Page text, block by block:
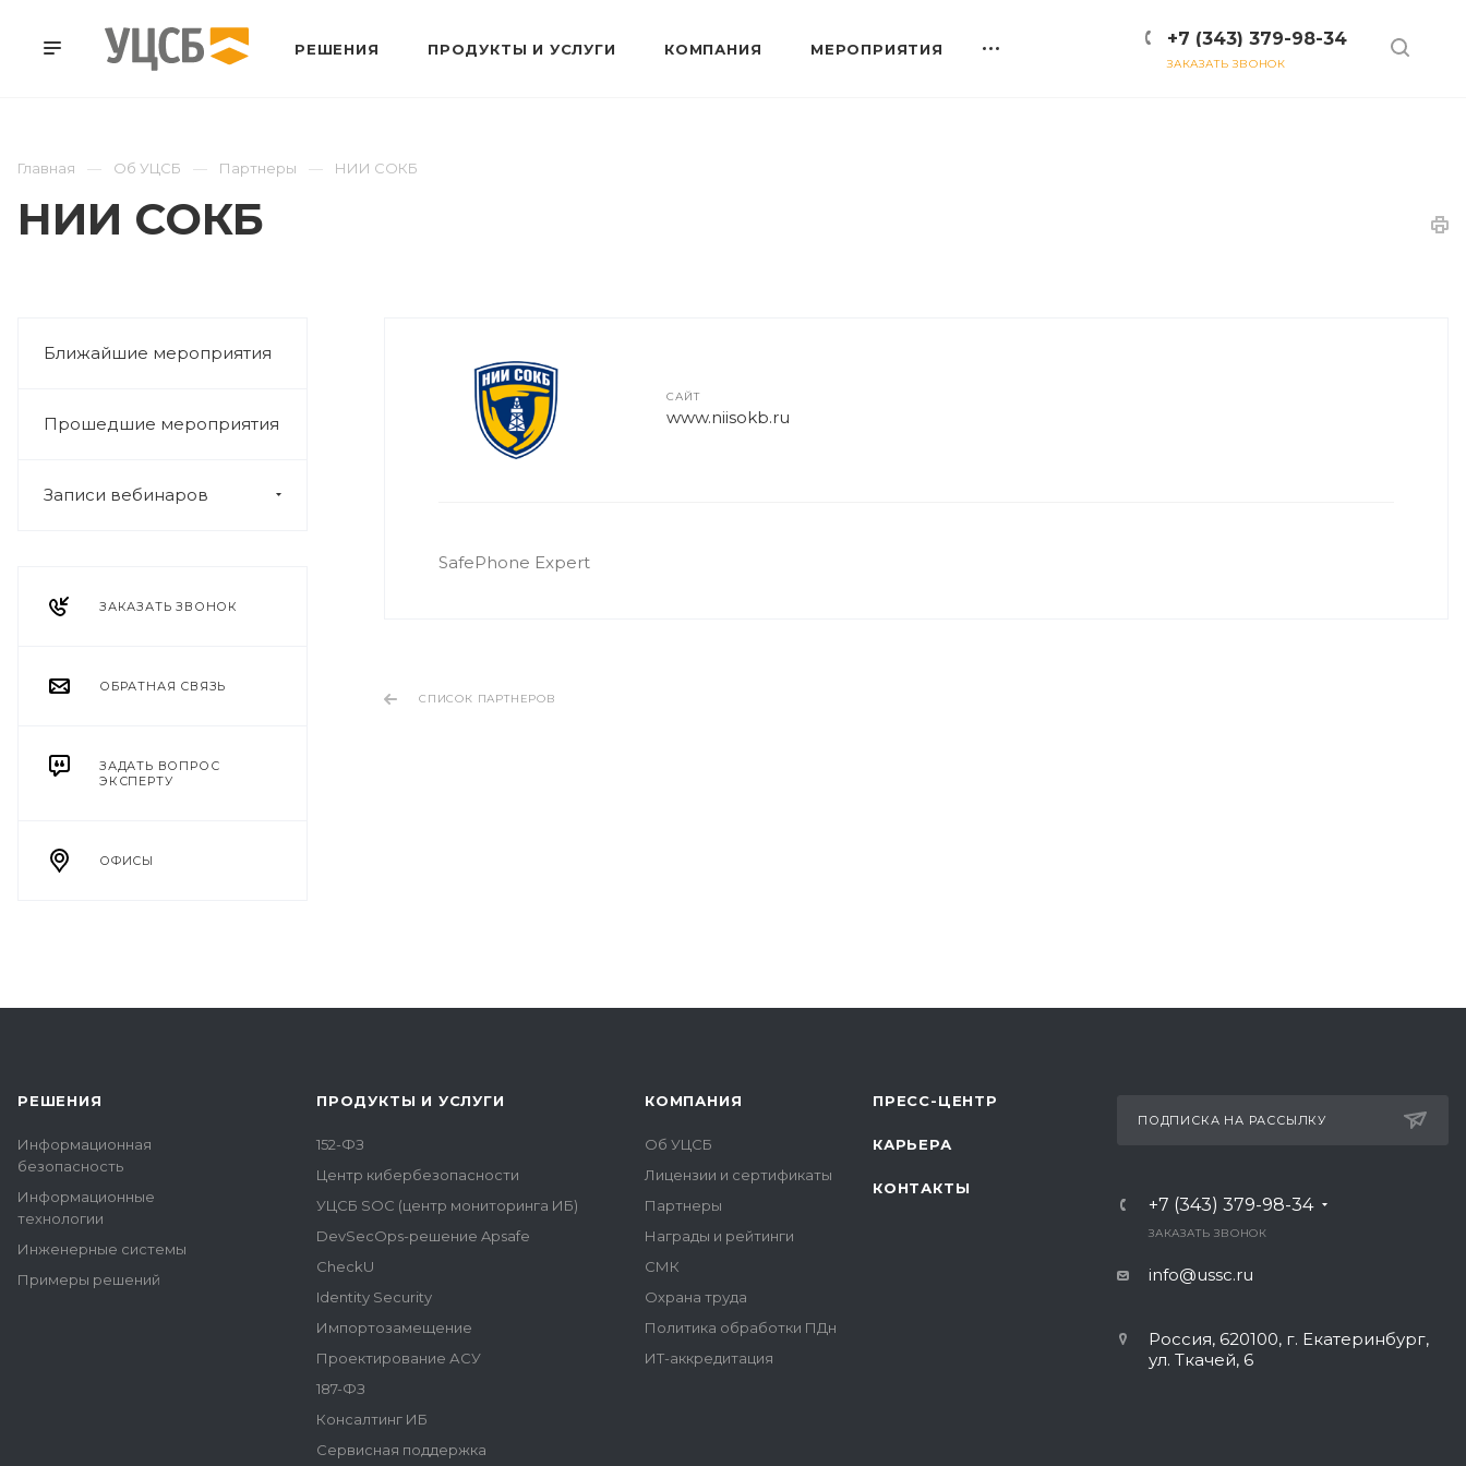
+7 (343) 379-98-34
ЗАКАЗАТЬ ЗВОНОК
РЕШЕНИЯ ПРОДУКТЫ И УСЛУГИ КОМПАНИЯ МЕРОПРИЯТИЯ
Главная Об УЦСБ Партнеры НИИ СОКБ
НИИ СОКБ
Ближайшие мероприятия
Прошедшие мероприятия
Записи вебинаров
ЗАКАЗАТЬ ЗВОНОК
ОБРАТНАЯ СВЯЗЬ
ЗАДАТЬ ВОПРОС
ЭКСПЕРТУ
ОФИСЫ
САЙТ
www.niisokb.ru
SafePhone Expert
СПИСОК ПАРТНЕРОВ
РЕШЕНИЯ
Информационная
безопасность
Информационные
технологии
Инженерные системы
Примеры решений
ПРОДУКТЫ И УСЛУГИ
152-ФЗ
Центр кибербезопасности
УЦСБ SOC (центр мониторинга ИБ)
DevSecOps-решение Apsafe
CheckU
Identity Security
Импортозамещение
Проектирование АСУ
187-ФЗ
Консалтинг ИБ
Сервисная поддержка
КОМПАНИЯ
Об УЦСБ
Лицензии и сертификаты
Партнеры
Награды и рейтинги
СМК
Охрана труда
Политика обработки ПДн
ИТ-аккредитация
ПРЕСС-ЦЕНТР
КАРЬЕРА
КОНТАКТЫ
ПОДПИСКА НА РАССЫЛКУ
+7 (343) 379-98-34
ЗАКАЗАТЬ ЗВОНОК
info@ussc.ru
Россия, 620100, г. Екатеринбург,
ул. Ткачей, 6